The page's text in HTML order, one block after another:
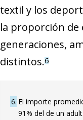
textil y los
la proporción de
generaciones,
distintos.6
6 El importe
91% del de un